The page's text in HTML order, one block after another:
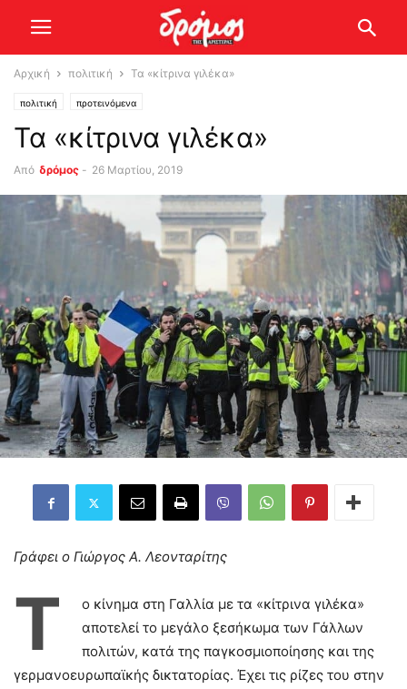
Αρχική πολιτική Τα «κίτρινα γιλέκα»
πολιτική προτεινόμενα
Τα «κίτρινα γιλέκα»
Από δρόμος - 26 Μαρτίου, 2019
Γράφει ο Γιώργος Α. Λεονταρίτης
Τ
ο κίνημα στη Γαλλία με τα «κίτρινα γιλέκα»
αποτελεί το μεγάλο ξεσήκωμα των Γάλλων
πολιτών, κατά της παγκοσμιοποίησης και της
γερμανοευρωπαϊκής δικτατορίας. Έχει τις ρίζες του στην